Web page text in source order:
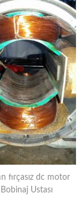
fırçasız dc motor
Bobinaj Ustası